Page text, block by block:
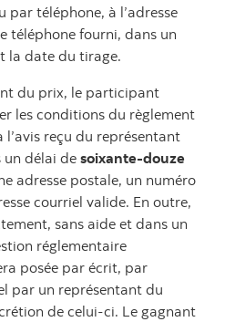
téléphone, à l’adresse
téléphone fourni, dans un
la date du tirage.
du prix, le participant
les conditions du règlement
reçu du représentant
délai de soixante-douze
adresse postale, un numéro
courriel valide. En outre,
sans aide et dans un
réglementaire
posée par écrit, par
par un représentant du
de celui-ci. Le gagnant